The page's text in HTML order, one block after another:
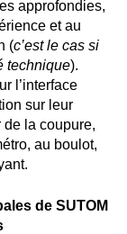
approfondies,
et au
(c’est le cas si
technique).
l’interface
sur leur
de la coupure,
au boulot,
de SUTOM